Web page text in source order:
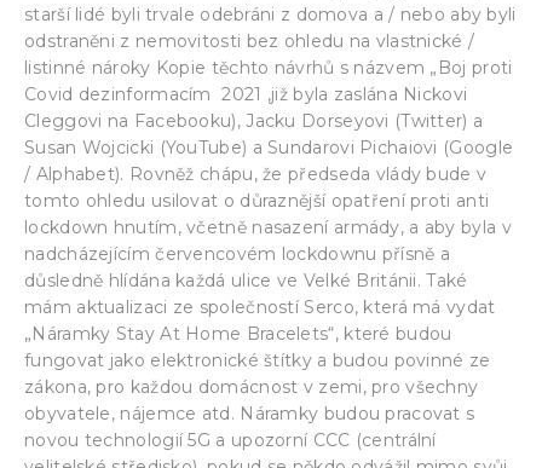
starší lidé byli trvale odebráni z domova a / nebo aby byli
odstraněni z nemovitosti bez ohledu na vlastnické /
listinné nároky Kopie těchto návrhů s názvem „Boj proti
Covid dezinformacím 2021 ‚již byla zaslána Nickovi
Cleggovi na Facebooku), Jacku Dorseyovi (Twitter) a
Susan Wojcicki (YouTube) a Sundarovi Pichaiovi (Google
/ Alphabet). Rovněž chápu, že předseda vlády bude v
tomto ohledu usilovat o důraznější opatření proti anti
lockdown hnutím, včetně nasazení armády, a aby byla v
nadcházejícím červencovém lockdownu přísně a
důsledně hlídána každá ulice ve Velké Británii. Také
mám aktualizaci ze společností Serco, která má vydat
„Náramky Stay At Home Bracelets“, které budou
fungovat jako elektronické štítky a budou povinné ze
zákona, pro každou domácnost v zemi, pro všechny
obyvatele, nájemce atd. Náramky budou pracovat s
novou technologií 5G a upozorní CCC (centrální